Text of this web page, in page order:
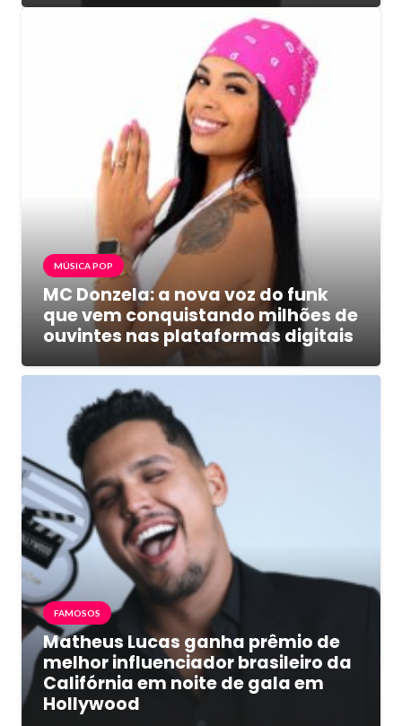
MÚSICA POP
MC Donzela: a nova voz do funk
que vem conquistando milhões de
ouvintes nas plataformas digitais
FAMOSOS
Matheus Lucas ganha prêmio de
melhor influenciador brasileiro da
Califórnia em noite de gala em
Hollywood